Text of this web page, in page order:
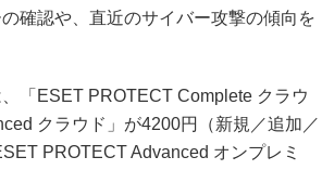
確認や、直近のサイバー攻撃の傾向を
「ESET PROTECT Complete クラウ
クラウド」が4200円（新規／追加／
PROTECT Advanced オンプレミ